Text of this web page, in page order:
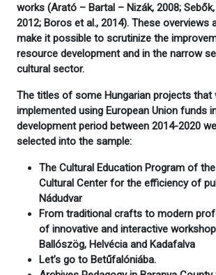
works (Arató – Bartal – Nizák, 2008;
2012; Boros et al., 2014). These overviews
make it possible to scrutinize the
resource development and in the narrow
cultural sector.
The titles of some Hungarian projects that
implemented using European Union funds
development period between 2014-2020
selected into the sample:
The Cultural Education Program of
Cultural Center for the efficiency of
Nádudvar
From traditional crafts to modern
of innovative and interactive
Ballószög, Helvécia and Kadafalva
Let’s go to Betűfalóniába.